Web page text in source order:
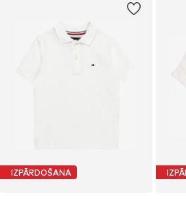
IZPĀRDOŠANA